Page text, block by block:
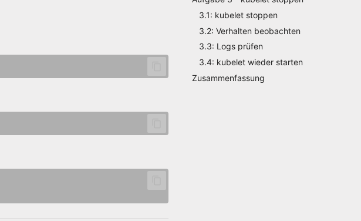
3.1: kubelet stoppen
3.2: Verhalten beobachten
3.3: Logs prüfen
3.4: kubelet wieder starten
Zusammenfassung